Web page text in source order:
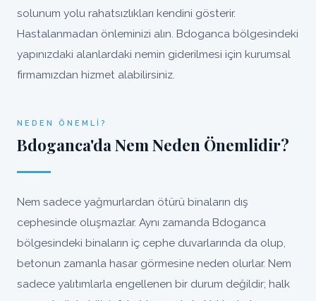
solunum yolu rahatsızlıkları kendini gösterir.
Hastalanmadan önleminizi alın. Bdoganca bölgesindeki
yapınızdaki alanlardaki nemin giderilmesi için kurumsal
firmamızdan hizmet alabilirsiniz.
NEDEN ÖNEMLI?
Bdoganca'da Nem Neden Önemlidir?
Nem sadece yağmurlardan ötürü binaların dış
cephesinde oluşmazlar. Aynı zamanda Bdoganca
bölgesindeki binaların iç cephe duvarlarında da olup,
betonun zamanla hasar görmesine neden olurlar. Nem
sadece yalıtımlarla engellenen bir durum değildir; halk